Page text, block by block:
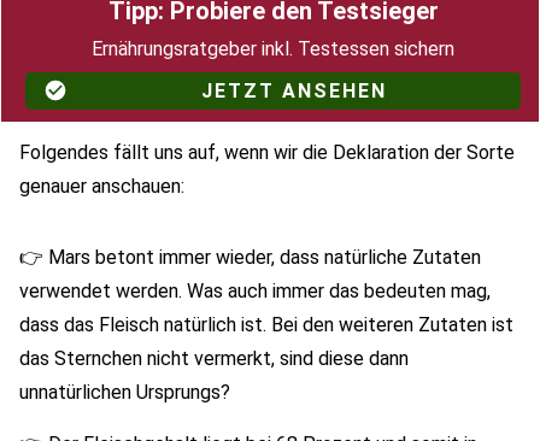
Tipp: Probiere den Testsieger
Ernährungsratgeber inkl. Testessen sichern
JETZT ANSEHEN
Folgendes fällt uns auf, wenn wir die Deklaration der Sorte
genauer anschauen:
👉 Mars betont immer wieder, dass natürliche Zutaten
verwendet werden. Was auch immer das bedeuten mag,
dass das Fleisch natürlich ist. Bei den weiteren Zutaten ist
das Sternchen nicht vermerkt, sind diese dann
unnatürlichen Ursprungs?